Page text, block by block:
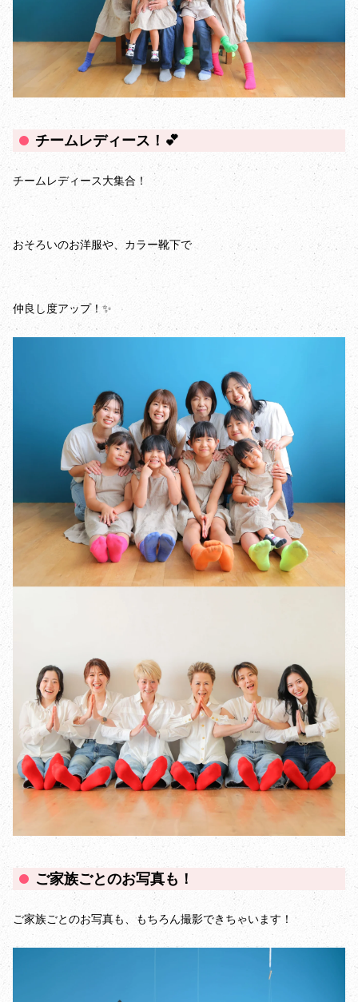
チームレディース！💕
チームレディース大集合！
おそろいのお洋服や、カラー靴下で
仲良し度アップ！✨️
ご家族ごとのお写真も！
ご家族ごとのお写真も、もちろん撮影できちゃいます！